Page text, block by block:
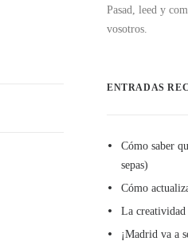
Pasad, leed y
vosotros.
ENTRADAS
Cómo saber
sepas)
Cómo
La creatividad
¡Madrid va a